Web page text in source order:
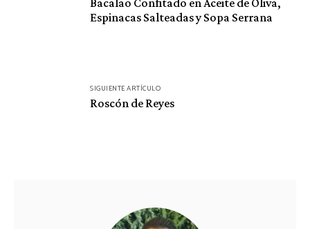
Bacalao Confitado en Aceite de Oliva,
Espinacas Salteadas y Sopa Serrana
SIGUIENTE ARTÍCULO
Roscón de Reyes